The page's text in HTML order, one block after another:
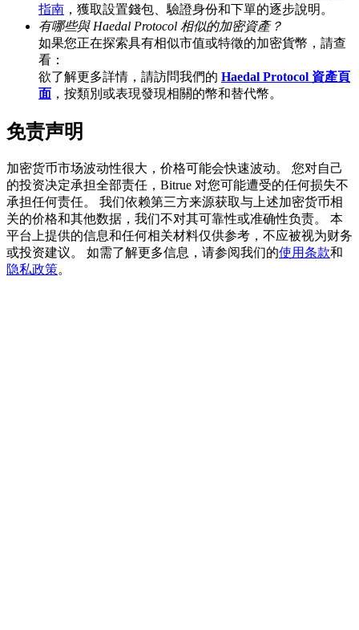
充值CASHCAT & 赢取
瓜分 500000 CASHCAT 獎池
BitMart 用戶遷移專享
註冊&交易贏 500,000 USDT
貴金屬財富季 · 交易巔峰賽
抽獎衝榜 · 贏33,333 USDT
指南 ，獲取設置錢包、驗證身份和下單的逐步說明。
有哪些與 Haedal Protocol 相似的加密資產？
如果您正在探索具有相似市值或特徵的加密貨幣，請查
看：
欲了解更多詳情，請訪問我們的 Haedal Protocol 資產頁
面 ，按類別或表現發現相關的幣和替代幣。
免责声明
加密货币市场波动性很大，价格可能会快速波动。 您对自己
的投资决定承担全部责任，Bitrue 对您可能遭受的任何损失不
承担任何责任。 我们依赖第三方来源获取与上述加密货币相
关的价格和其他数据，我们不对其可靠性或准确性负责。 本
平台上提供的信息和任何相关材料仅供参考，不应被视为财务
或投资建议。 如需了解更多信息，请参阅我们的使用条款和
隐私政策。